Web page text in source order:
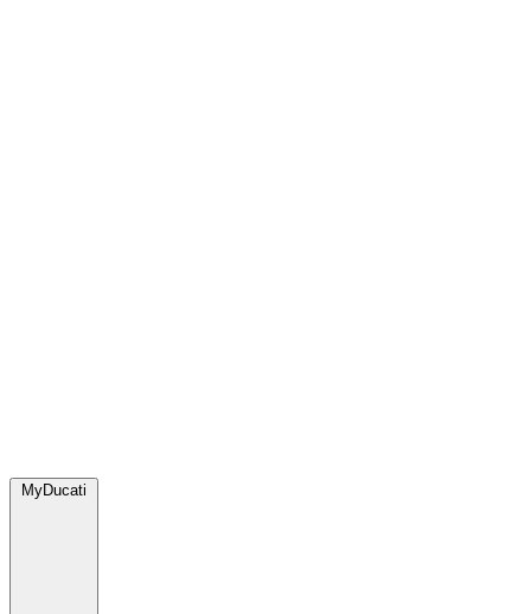
MyDucati